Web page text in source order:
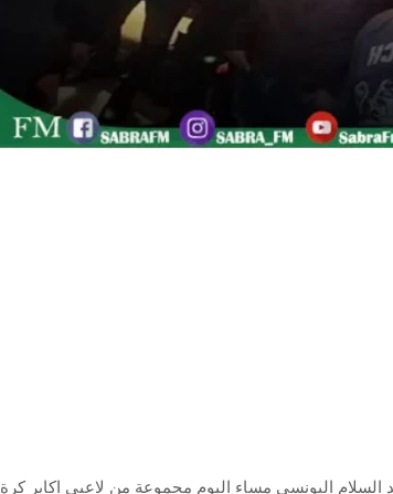
السلام اليونسي مساء اليوم مجموعة من لاعبي اكابر كرة